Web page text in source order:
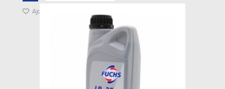
Ajouter à ma liste de cadeaux